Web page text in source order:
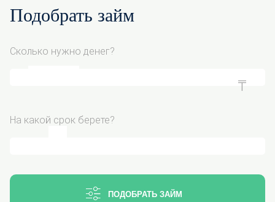
Подобрать займ
Сколько нужно денег?
На какой срок берете?
ПОДОБРАТЬ ЗАЙМ